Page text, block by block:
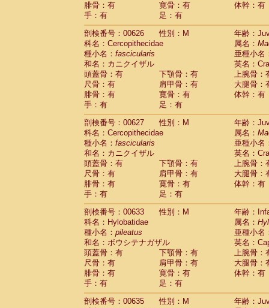
腓骨：有
寛骨：有
体幹：有
手：有
足：有
剖検番号：00626
性別：M
年齢：
科名：Cercopithecidae
属名：
種小名： fascicularis
亜種小名
和名：カニクイザル
英名：
頭蓋骨：有
下顎骨：有
上腕骨：
尺骨：有
肩甲骨：有
大腿骨：
腓骨：有
寛骨：有
体幹：有
手：有
足：有
剖検番号：00627
性別：M
年齢：
科名：Cercopithecidae
属名：
種小名： fascicularis
亜種小名
和名：カニクイザル
英名：
頭蓋骨：有
下顎骨：有
上腕骨：
尺骨：有
肩甲骨：有
大腿骨：
腓骨：有
寛骨：有
体幹：有
手：有
足：有
剖検番号：00633
性別：M
年齢：
科名：Hylobatidae
属名：
種小名： pileatus
亜種小名
和名：ボウシテナガザル
英名：
頭蓋骨：有
下顎骨：有
上腕骨：
尺骨：有
肩甲骨：有
大腿骨：
腓骨：有
寛骨：有
体幹：有
手：有
足：有
剖検番号：00635
性別：M
年齢：